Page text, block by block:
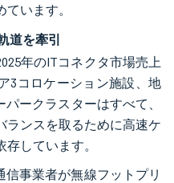
います。
道を牽引
年のITコネクタ市場売上
3コロケーション施設、地
ークラスターはすべて、
ランスを取るために高速ケ
しています。
事業者が無線フットプリ